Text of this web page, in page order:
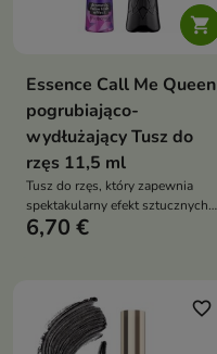

Essence Call Me Queen
pogrubiająco-
wydłużający Tusz do
rzęs 11,5 ml
Tusz do rzęs, który zapewnia
spektakularny efekt sztucznych
rzęs — maksymalną objętość i
precyzyjną aplikację i dociera
nawet do najkrótszych rzęs
6,70 €
favorite_border